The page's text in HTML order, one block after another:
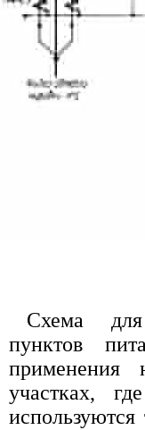
Схема
пунктов
применения
участках,